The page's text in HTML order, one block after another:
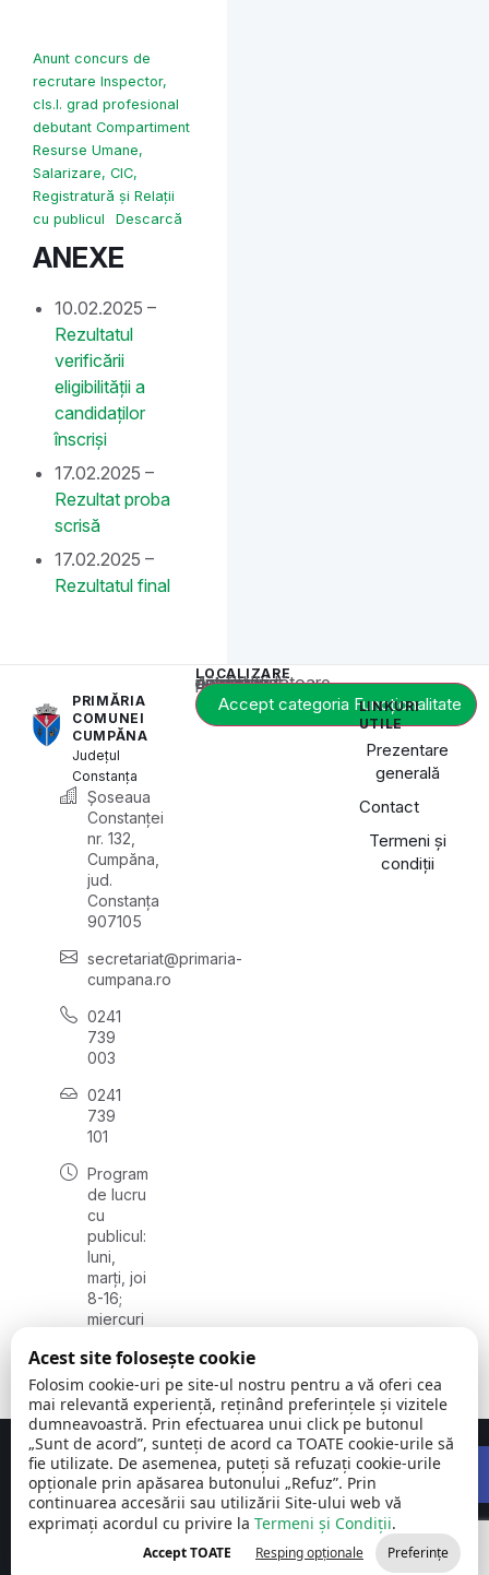
Anunt concurs de
recrutare Inspector,
cls.I. grad profesional
debutant Compartiment
Resurse Umane,
Salarizare, CIC,
Registratură și Relații
cu publicul
Descarcă
ANEXE
10.02.2025 –
Rezultatul
verificării
eligibilității a
candidaților
înscriși
17.02.2025 –
Rezultat proba
scrisă
17.02.2025 –
Rezultatul final
PRIMĂRIA
COMUNEI
CUMPĂNA
Județul
Constanța
Șoseaua
Constanței
nr. 132,
Cumpăna,
jud.
Constanța
907105
secretariat@primaria-
cumpana.ro
0241
739
003
0241
739
101
Program
de lucru
cu
publicul:
luni,
marți, joi
8-16;
miercuri
vineri 8-
14
LOCALIZARE
Acest conținut este blocat până când acceptați categoria corespunzătoare de cookie-uri.
Accept categoria Funcționalitate
LINKURI
UTILE
Prezentare
generală
Contact
Termeni și
condiții
Comuna
Cumpăna |
Constanța
©
2026
Toate
drepturile
rezervate
Concept realizat deBig Media Relații Publice SRL
Acest site folosește cookie
Folosim cookie-uri pe site-ul nostru pentru a vă oferi cea
mai relevantă experiență, reținând preferințele și vizitele
dumneavoastră. Prin efectuarea unui click pe butonul
„Sunt de acord”, sunteți de acord ca TOATE cookie-urile să
fie utilizate. De asemenea, puteți să refuzați cookie-urile
opționale prin apăsarea butonului „Refuz”. Prin
continuarea accesării sau utilizării Site-ului web vă
exprimați acordul cu privire la Termeni și Condiții.
Accept TOATE Resping opționale Preferințe